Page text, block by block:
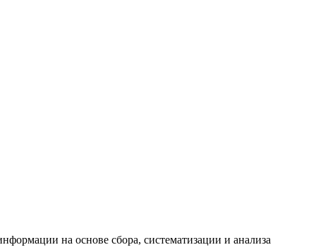
на основе сбора, систематизации и анализа